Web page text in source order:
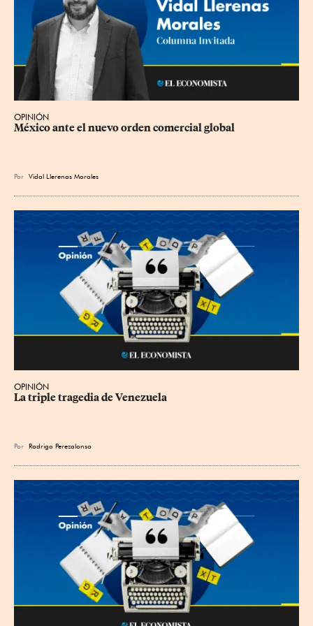
OPINIÓN
México ante el nuevo orden comercial global
Por Vidal Llerenas Morales
OPINIÓN
La triple tragedia de Venezuela
Por Rodrigo Perezalonso